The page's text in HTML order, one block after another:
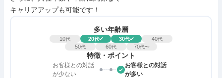
キャリアアップも可能です！
多い年齢層
10代 20代 30代 40代
50代 60代 70代〜
特徴・ポイント
お客様との対話
が少ない
お客様との対話
が多い